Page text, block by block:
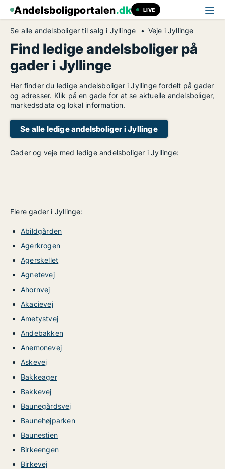
Andelsboligportalen.dk LIVE
Se alle andelsboliger til salg i Jyllinge Veje i Jyllinge
Find ledige andelsboliger på
gader i Jyllinge
Her finder du ledige andelsboliger i Jyllinge fordelt på gader
og adresser. Klik på en gade for at se aktuelle andelsboliger,
markedsdata og lokal information.
Se alle ledige andelsboliger i Jyllinge
Gader og veje med ledige andelsboliger i Jyllinge:
Flere gader i Jyllinge:
Abildgården
Agerkrogen
Agerskellet
Agnetevej
Ahornvej
Akacievej
Ametystvej
Andebakken
Anemonevej
Askevej
Bakkeager
Bakkevej
Baunegårdsvej
Baunehøjparken
Baunestien
Birkeengen
Birkevej